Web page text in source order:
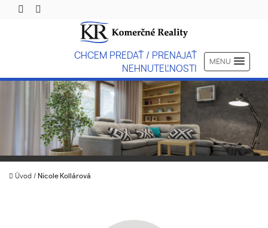
CHCEM PREDAŤ / PRENAJAŤ
NEHNUTEĽNOSTI
MENU
Úvod / Nicole Kollárová